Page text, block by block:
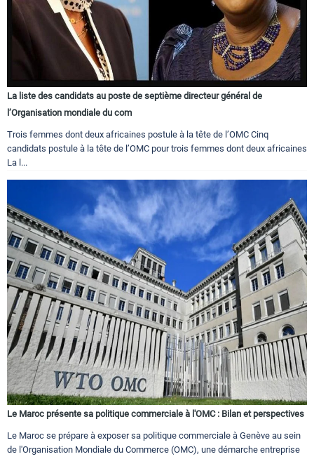
La liste des candidats au poste de septième directeur général de
l’Organisation mondiale du com
Trois femmes dont deux africaines postule à la tête de l’OMC Cinq
candidats postule à la tête de l’OMC pour trois femmes dont deux africaines
La l...
Le Maroc présente sa politique commerciale à l'OMC : Bilan et perspectives
Le Maroc se prépare à exposer sa politique commerciale à Genève au sein
de l'Organisation Mondiale du Commerce (OMC), une démarche entreprise